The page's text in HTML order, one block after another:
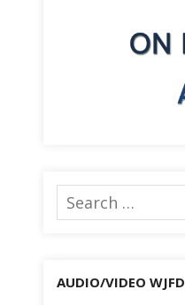
Search
for:
AUDIO/VIDEO WJFD